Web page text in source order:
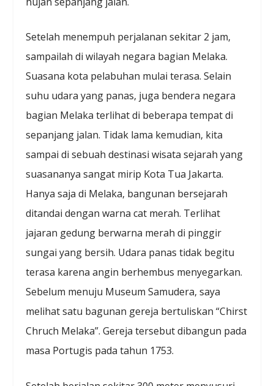
Setelah menempuh perjalanan sekitar 2 jam,
sampailah di wilayah negara bagian Melaka.
Suasana kota pelabuhan mulai terasa. Selain
suhu udara yang panas, juga bendera negara
bagian Melaka terlihat di beberapa tempat di
sepanjang jalan. Tidak lama kemudian, kita
sampai di sebuah destinasi wisata sejarah yang
suasananya sangat mirip Kota Tua Jakarta.
Hanya saja di Melaka, bangunan bersejarah
ditandai dengan warna cat merah. Terlihat
jajaran gedung berwarna merah di pinggir
sungai yang bersih. Udara panas tidak begitu
terasa karena angin berhembus menyegarkan.
Sebelum menuju Museum Samudera, saya
melihat satu bagunan gereja bertuliskan “Chirst
Chruch Melaka”. Gereja tersebut dibangun pada
masa Portugis pada tahun 1753.